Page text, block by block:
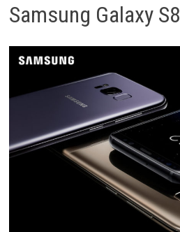
Samsung Galaxy S8